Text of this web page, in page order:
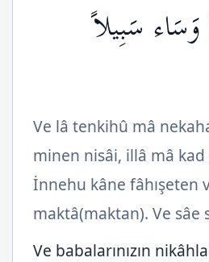
سَبِيلاً
Ve lâ tenkihû mâ
minen nisâi, illâ mâ kad
İnnehu kâne fâhışeten
maktâ(maktan). Ve sâe
Ve babalarınızın